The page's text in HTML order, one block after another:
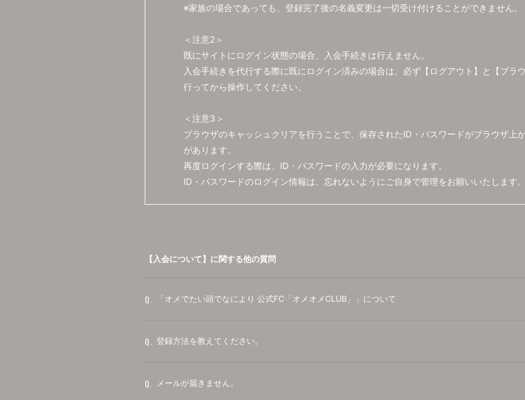
※家族の場合であっても、登録完了後の名義変更は一切受け付けることができません。
＜注意2＞
既にサイトにログイン状態の場合、入会手続きは行えません。
入会手続きを代行する際に既にログイン済みの場合は、必ず【ログアウト】と【ブラ
行ってから操作してください。
＜注意3＞
ブラウザのキャッシュクリアを行うことで、保存されたID・パスワードがブラウザ上
があります。
再度ログインする際は、ID・パスワードの入力が必要になります。
ID・パスワードのログイン情報は、忘れないようにご自身で管理をお願いいたします
【入会について】に関する他の質問
Q. 「オメでたい頭でなにより 公式FC「オメオメCLUB」」について
Q. 登録方法を教えてください。
Q. メールが届きません。